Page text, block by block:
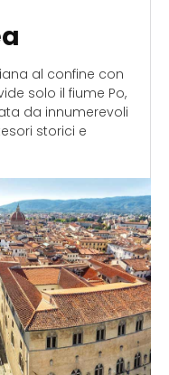
al confine con
solo il fiume Po,
da innumerevoli
storici e